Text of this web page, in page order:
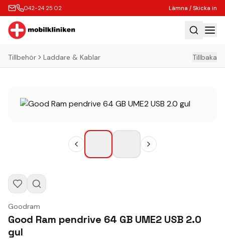
042-24 25 02 Lämna / Skicka in
Hem
Köp
Lämna / Skicka in
Butik
Kontakt
Kundvagn
Tillbehör Laddare & Kablar Tillbaka
Goodram
Good Ram pendrive 64 GB UME2 USB 2.0
gul